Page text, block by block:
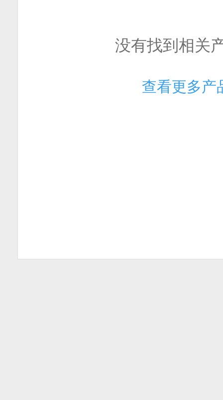
没有找到相关
查看更多产